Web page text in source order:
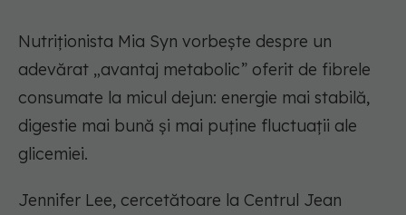
Nutriționista Mia Syn vorbește despre un
adevărat „avantaj metabolic” oferit de fibrele
consumate la micul dejun: energie mai stabilă,
digestie mai bună și mai puține fluctuații ale
glicemiei.
Jennifer Lee, cercetătoare la Centrul Jean